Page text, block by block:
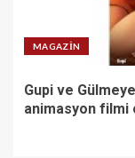
MAGAZIN
Gupi ve
animasyon filmi